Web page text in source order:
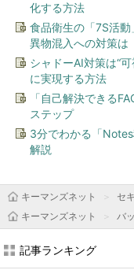
化する方法
食品衛生の「7S活
異物混入への対策は
シャドーAI対策は“
に実現する方法
「自己解決できる
ステップ
3分でわかる「
解説
キーマンズネット セ
キーマンズネット
バ
記事ランキング